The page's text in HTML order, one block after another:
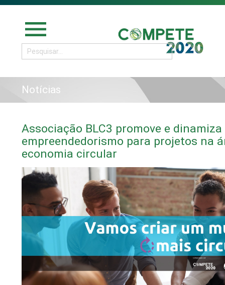
menu
Notícias
Associação BLC3 promove e dinamiza
empreendedorismo para projetos na
economia circular